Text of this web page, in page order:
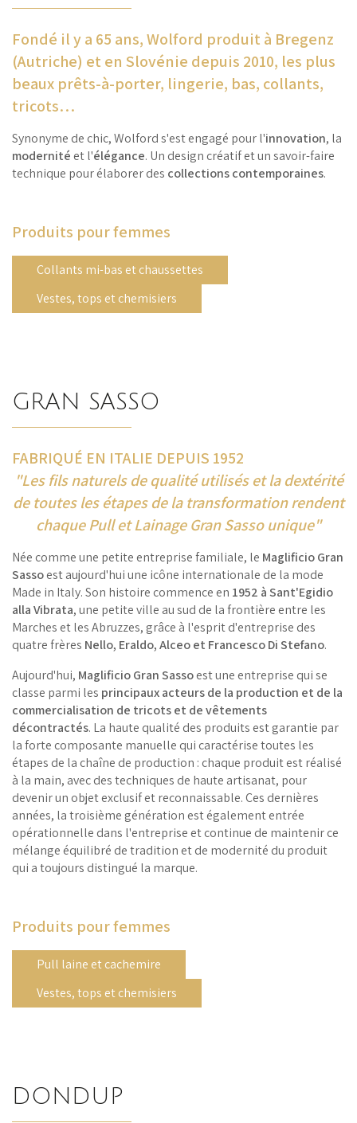
Fondé il y a 65 ans, Wolford produit à Bregenz
(Autriche) et en Slovénie depuis 2010, les plus
beaux prêts-à-porter, lingerie, bas, collants,
tricots…
Synonyme de chic, Wolford s'est engagé pour l'innovation, la
modernité et l'élégance. Un design créatif et un savoir-faire
technique pour élaborer des collections contemporaines.
Produits pour femmes
Collants mi-bas et chaussettes
Vestes, tops et chemisiers
GRAN SASSO
FABRIQUÉ EN ITALIE DEPUIS 1952
"Les fils naturels de qualité utilisés et la dextérité
de toutes les étapes de la transformation rendent
chaque Pull et Lainage Gran Sasso unique"
Née comme une petite entreprise familiale, le Maglificio Gran
Sassoest aujourd'hui une icône internationale de la mode
Made in Italy. Son histoire commence en 1952 à Sant'Egidio
alla Vibrata, une petite ville au sud de la frontière entre les
Marches et les Abruzzes, grâce à l'esprit d'entreprise des
quatre frères Nello, Eraldo, Alceo et Francesco Di Stefano.
Aujourd'hui, Maglificio Gran Sassoest une entreprise qui se
classe parmi les principaux acteurs de la production et de la
commercialisation de tricots et de vêtements
décontractés. La haute qualité des produits est garantie par
la forte composante manuelle qui caractérise toutes les
étapes de la chaîne de production : chaque produit est réalisé
à la main, avec des techniques de haute artisanat, pour
devenir un objet exclusif et reconnaissable. Ces dernières
années, la troisième génération est également entrée
opérationnelle dans l'entreprise et continue de maintenir ce
mélange équilibré de tradition et de modernité du produit
qui a toujours distingué la marque.
Produits pour femmes
Pull laine et cachemire
Vestes, tops et chemisiers
DONDUP